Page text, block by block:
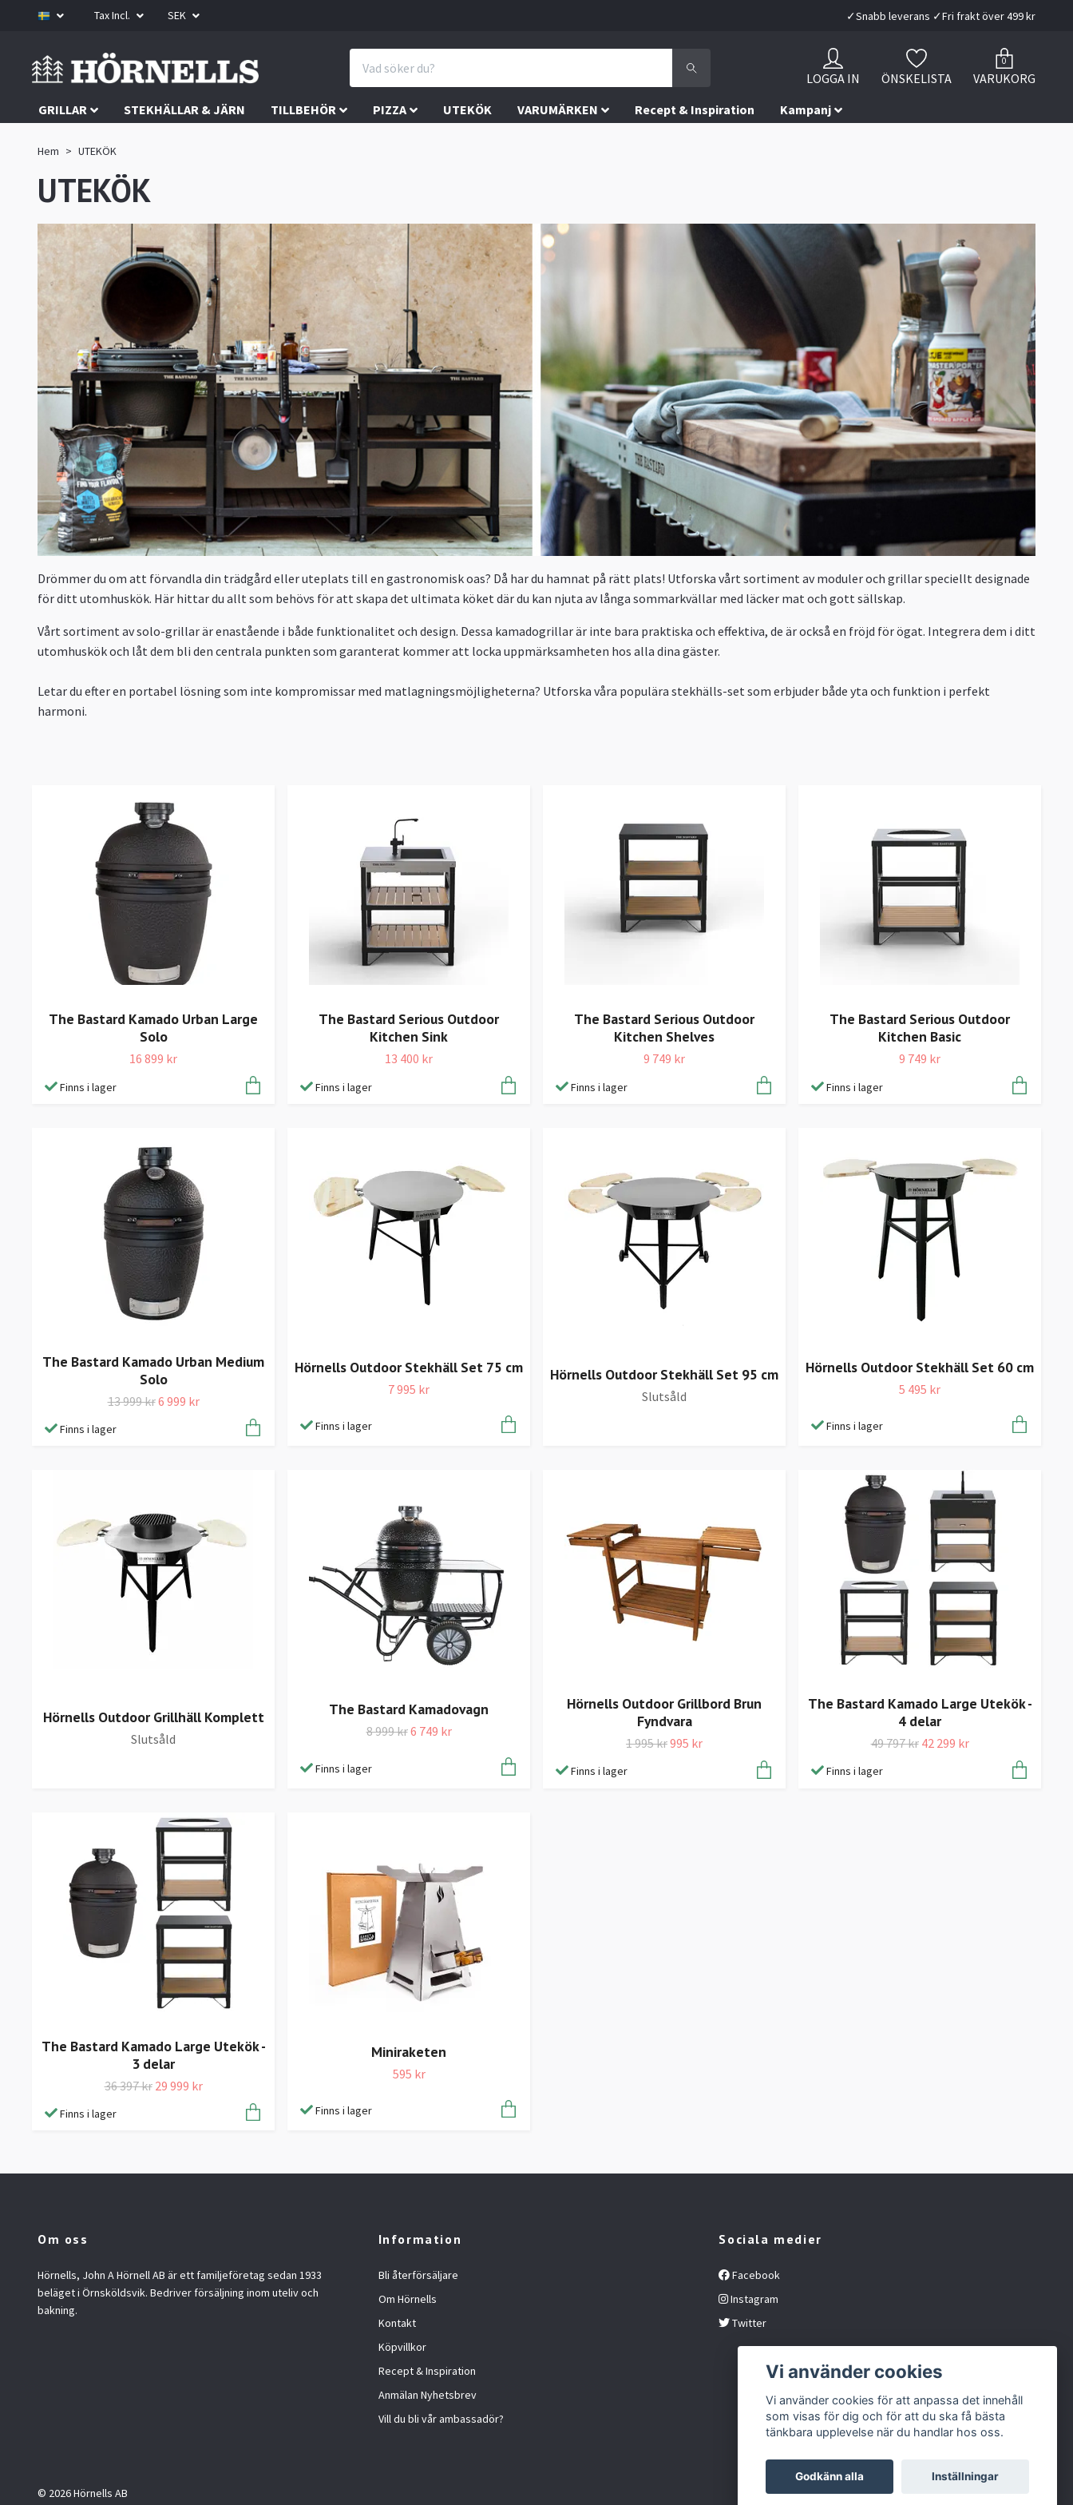
Tax Incl. SEK ✓Snabb leverans ✓Fri frakt över 499 kr
LOGGA IN ÖNSKELISTA
0
VARUKORG
GRILLAR
STEKHÄLLAR & JÄRN TILLBEHÖR PIZZA UTEKÖK VARUMÄRKEN Recept & Inspiration Kampanj
Hem UTEKÖK
UTEKÖK
Drömmer du om att förvandla din trädgård eller uteplats till en gastronomisk oas? Då har du hamnat på rätt plats! Utforska vårt sortiment av moduler och grillar speciellt designade
för ditt utomhuskök. Här hittar du allt som behövs för att skapa det ultimata köket där du kan njuta av långa sommarkvällar med läcker mat och gott sällskap.
Vårt sortiment av solo-grillar är enastående i både funktionalitet och design. Dessa kamadogrillar är inte bara praktiska och effektiva, de är också en fröjd för ögat. Integrera dem i ditt
utomhuskök och låt dem bli den centrala punkten som garanterat kommer att locka uppmärksamheten hos alla dina gäster.
Letar du efter en portabel lösning som inte kompromissar med matlagningsmöjligheterna? Utforska våra populära stekhälls-set som erbjuder både yta och funktion i perfekt
harmoni.
The Bastard Kamado Urban Large
Solo
16 899 kr
Finns i lager
The Bastard Serious Outdoor
Kitchen Sink
13 400 kr
Finns i lager
The Bastard Serious Outdoor
Kitchen Shelves
9 749 kr
Finns i lager
The Bastard Serious Outdoor
Kitchen Basic
9 749 kr
Finns i lager
The Bastard Kamado Urban Medium
Solo
13 999 kr6 999 kr
Finns i lager
Hörnells Outdoor Stekhäll Set 75 cm
7 995 kr
Finns i lager
Hörnells Outdoor Stekhäll Set 95 cm
Slutsåld
Hörnells Outdoor Stekhäll Set 60 cm
5 495 kr
Finns i lager
Hörnells Outdoor Grillhäll Komplett
Slutsåld
The Bastard Kamadovagn
8 999 kr6 749 kr
Finns i lager
Hörnells Outdoor Grillbord Brun
Fyndvara
1 995 kr995 kr
Finns i lager
The Bastard Kamado Large Utekök -
4 delar
49 797 kr 42 299 kr
Finns i lager
The Bastard Kamado Large Utekök -
3 delar
36 397 kr 29 999 kr
Finns i lager
Miniraketen
595 kr
Finns i lager
Om oss
Hörnells, John A Hörnell AB är ett familjeföretag sedan 1933
beläget i Örnsköldsvik. Bedriver försäljning inom uteliv och
bakning.
Information
Bli återförsäljare
Om Hörnells
Kontakt
Köpvillkor
Recept & Inspiration
Anmälan Nyhetsbrev
Vill du bli vår ambassadör?
Sociala medier
Facebook
Instagram
Twitter
© 2026 Hörnells AB
Vi använder cookies
Vi använder cookies för att anpassa det innehåll
som visas för dig och för att du ska få bästa
tänkbara upplevelse när du handlar hos oss.
Godkänn alla Inställningar